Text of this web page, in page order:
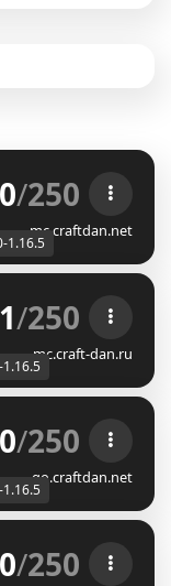
//
//
0/250
mc.craftdan.net
1.16.5
//
//
1/250
mc.craft-dan.ru
1.16.5
//
//
0/250
go.craftdan.net
1.16.5
//
//
0/250